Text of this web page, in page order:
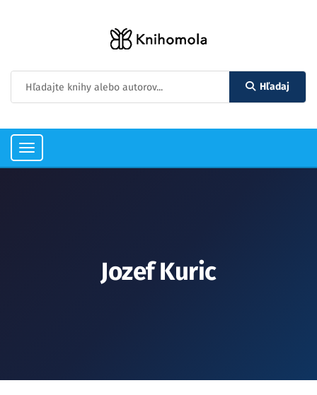
Hľadaj
Toggle
Jozef Kuric